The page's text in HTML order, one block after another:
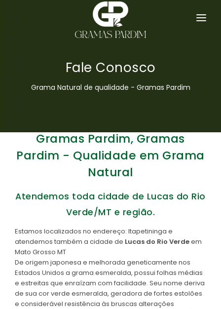
HOME
GRAMAS
DICAS
CONTATO
Fale Conosco
Grama Natural de qualidade - Gramas Pardim
Gramas Pardim, Gramas
Pardim - Qualidade em Grama
Natural
Atendemos toda cidade de Lucas do Rio
Verde/MT e região.
Estamos localizados no endereço: Itapetininga e
atendemos também a cidade de Lucas do Rio Verdeem
Mato Grosso MT
De origem japonesa e melhorada geneticamente nos
Estados Unidos a grama esmeralda, possui folhas médias
e estreitas que enraízam com facilidade. Seu nome deriva
de sua cor verde esmeralda, geradora de fortes estolões
e considerável resistência às bruscas alterações